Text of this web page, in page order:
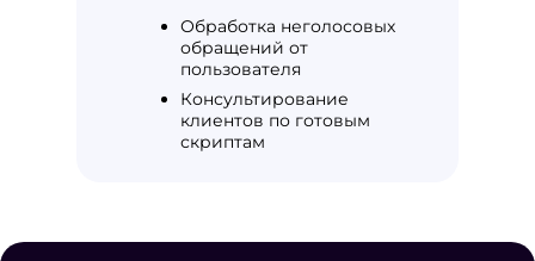
Обработка неголосовых
обращений от
пользователя
Консультирование
клиентов по готовым
скриптам